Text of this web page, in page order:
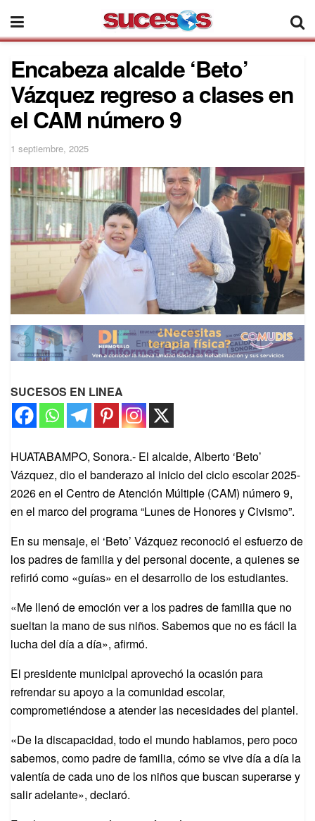
Encabeza alcalde ‘Beto’
Vázquez regreso a clases en
el CAM número 9
1 septiembre, 2025
SUCESOS EN LINEA
HUATABAMPO, Sonora.- El alcalde, Alberto ‘Beto’
Vázquez, dio el banderazo al inicio del ciclo escolar 2025-
2026 en el Centro de Atención Múltiple (CAM) número 9,
en el marco del programa “Lunes de Honores y Civismo”.
En su mensaje, el ‘Beto’ Vázquez reconoció el esfuerzo de
los padres de familia y del personal docente, a quienes se
refirió como «guías» en el desarrollo de los estudiantes.
«Me llenó de emoción ver a los padres de familia que no
sueltan la mano de sus niños. Sabemos que no es fácil la
lucha del día a día», afirmó.
El presidente municipal aprovechó la ocasión para
refrendar su apoyo a la comunidad escolar,
comprometiéndose a atender las necesidades del plantel.
«De la discapacidad, todo el mundo hablamos, pero poco
sabemos, como padre de familia, cómo se vive día a día la
valentía de cada uno de los niños que buscan superarse y
salir adelante», declaró.